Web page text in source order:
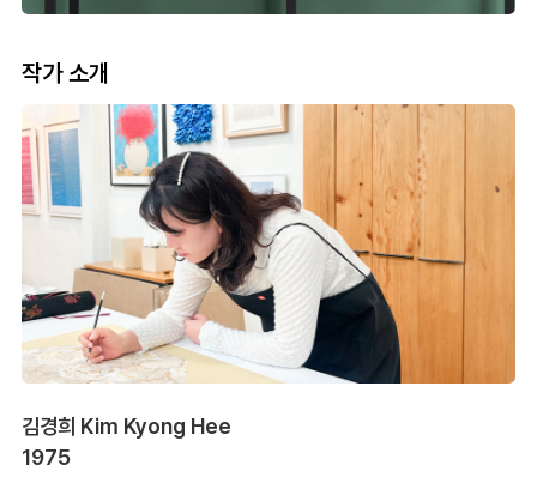
작가 소개
김경희 Kim Kyong Hee
1975